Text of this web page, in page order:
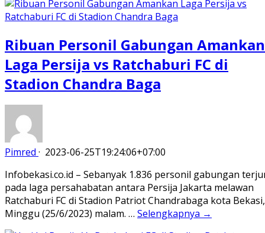
Ribuan Personil Gabungan Amankan
Laga Persija vs Ratchaburi FC di
Stadion Chandra Baga
Pimred · 2023-06-25T19:24:06+07:00
Infobekasi.co.id – Sebanyak 1.836 personil gabungan
pada laga persahabatan antara Persija Jakarta melawan
Ratchaburi FC di Stadion Patriot Chandrabaga kota Bekasi,
Minggu (25/6/2023) malam. … Selengkapnya →